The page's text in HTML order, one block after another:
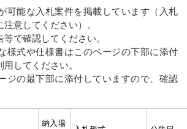
可能な入札案件を掲載しています（入札
意してください）。
で確認してください。
様式や仕様書はこのページの下部に添付
してください。
ジの最下部に添付していますので、確認
納入場